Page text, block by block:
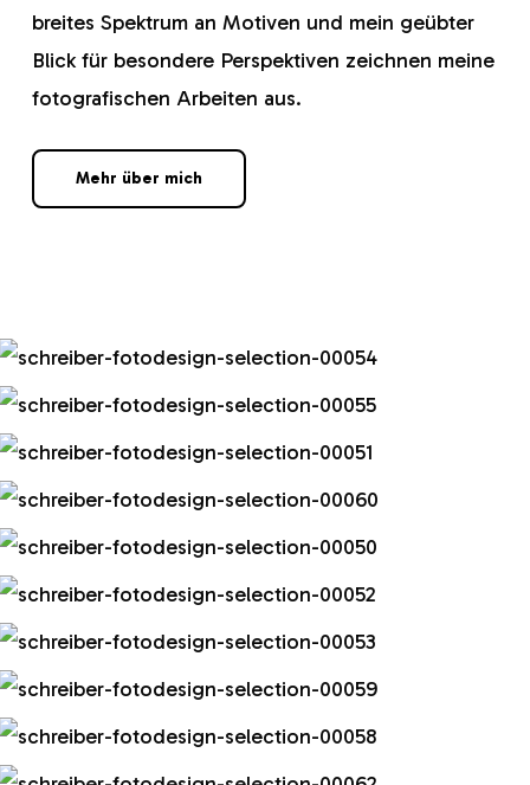
breites Spektrum an Motiven und mein geübter
Blick für besondere Perspektiven zeichnen meine
fotografischen Arbeiten aus.
Mehr über mich